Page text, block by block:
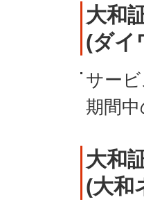
大和
(ダイ
サー
期間
大和
(大和